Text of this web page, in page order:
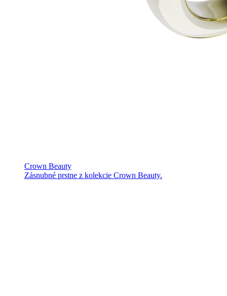
Crown Beauty
Zásnubné prstne z kolekcie Crown Beauty.